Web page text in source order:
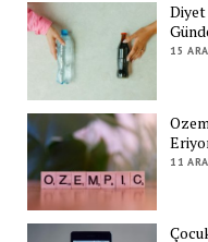
15
11